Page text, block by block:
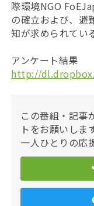
際環境NGO
の確立および、避
知が求められてい
アンケート結果
http://
この番組・記事
トをお願いします
一人ひとりの応